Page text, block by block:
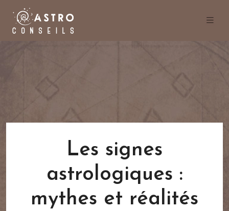
Les signes
astrologiques :
mythes et réalités